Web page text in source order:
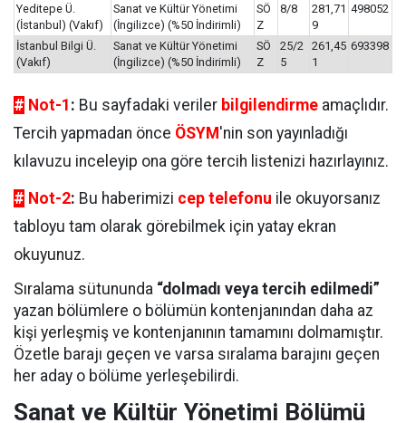
Yeditepe Ü.
(İstanbul) (Vakıf)
Sanat ve Kültür Yönetimi
(İngilizce) (%50 İndirimli)
SÖ
Z
8/8
281,71
9
498052
İstanbul Bilgi Ü.
(Vakıf)
Sanat ve Kültür Yönetimi
(İngilizce) (%50 İndirimli)
SÖ
Z
25/2
5
261,45
1
693398
# Not-1 : Bu sayfadaki veriler bilgilendirme amaçlıdır.
Tercih yapmadan önce ÖSYM 'nin son yayınladığı
kılavuzu inceleyip ona göre tercih listenizi hazırlayınız.
# Not-2: Bu haberimizi cep telefonu ile okuyorsanız
tabloyu tam olarak görebilmek için yatay ekran
okuyunuz.
Sıralama sütununda “dolmadı veya tercih edilmedi”
yazan bölümlere o bölümün kontenjanından daha az
kişi yerleşmiş ve kontenjanının tamamını dolmamıştır.
Özetle barajı geçen ve varsa sıralama barajını geçen
her aday o bölüme yerleşebilirdi.
Sanat ve Kültür Yönetimi Bölümü